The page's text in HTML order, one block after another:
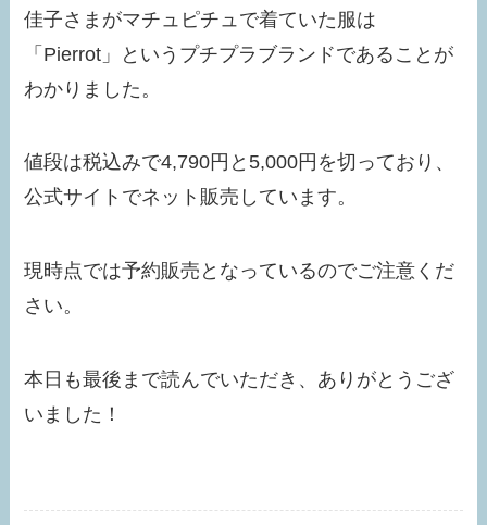
佳子さまがマチュピチュで着ていた服は
「Pierrot」というプチプラブランドであることが
わかりました。
値段は税込みで4,790円と5,000円を切っており、
公式サイトでネット販売しています。
現時点では予約販売となっているのでご注意くだ
さい。
本日も最後まで読んでいただき、ありがとうござ
いました！